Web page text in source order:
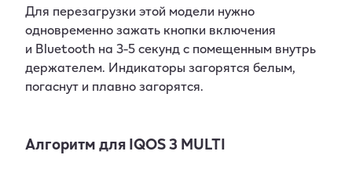
Для перезагрузки этой модели нужно
одновременно зажать кнопки включения
и Bluetooth на 3-5 секунд с помещенным внутрь
держателем. Индикаторы загорятся белым,
погаснут и плавно загорятся.
Алгоритм для IQOS 3 MULTI